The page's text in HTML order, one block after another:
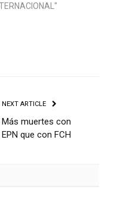
NEXT ARTICLE
Más muertes con
EPN que con FCH